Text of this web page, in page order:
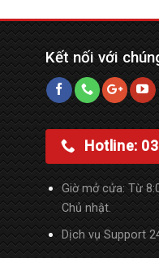
Kết nối với
Hotline:
Giờ mở cửa: Từ
Chủ nhật.
Dịch vụ Support